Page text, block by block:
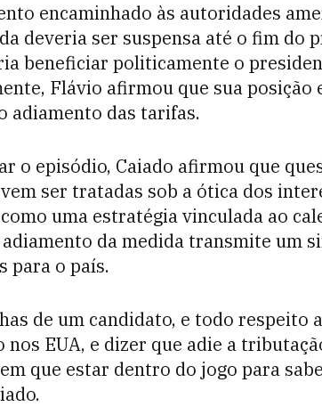
encaminhado às autoridades
deveria ser suspensa até o fim do
beneficiar politicamente o
Flávio afirmou que sua posição
adiamento das tarifas.
o episódio, Caiado afirmou que
ser tratadas sob a ótica dos
uma estratégia vinculada ao
da medida transmite um
para o país.
de um candidato, e todo respeito
nos EUA, e dizer que adie a
que estar dentro do jogo para